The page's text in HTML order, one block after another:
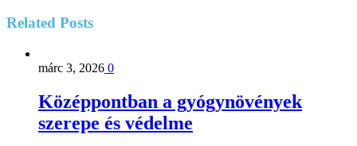
Related Posts
márc 3, 2026 0
Középpontban a gyógynövények
szerepe és védelme